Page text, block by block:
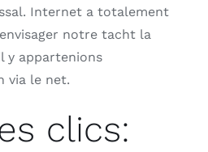
Internet a totalement
notre tacht la
y appartenions
via le net.
clics: